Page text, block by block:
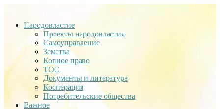
Народовластие
Проекты народовластия
Самоуправление
Земства
Копное право
ТОС
Документы и литература
Кооперация
Потребительские общества
Важное